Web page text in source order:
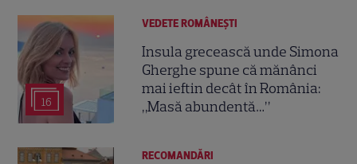
16
VEDETE ROMÂNEŞTI
Insula grecească unde Simona
Gherghe spune că mănânci
mai ieftin decât în România:
„Masă abundentă…”
RECOMANDĂRI